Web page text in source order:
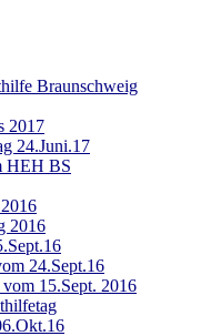
Braunschweig
2017
24.Juni.17
HEH BS
2016
24.Sept.16
15.Sept. 2016